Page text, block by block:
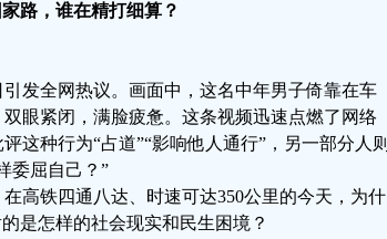
路，谁在精打细算？
发全网热议。画面中，这名中年男子倚靠在车
眼紧闭，满脸疲惫。这条视频迅速点燃了网络
这种行为“占道”“影响他人通行”，另一部分人则
委屈自己？”
高铁四通八达、时速可达350公里的今天，为什
是怎样的社会现实和民生困境？